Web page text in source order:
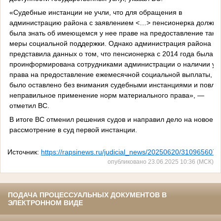
«Судебные инстанции не учли, что для обращения в
администрацию района с заявлением <…> пенсионерка должна
была знать об имеющемся у нее праве на предоставление
меры социальной поддержки. Однако администрация района не
представила данных о том, что пенсионерка с 2014 года была
проинформирована сотрудниками администрации о наличии у
права на предоставление ежемесячной социальной выплаты,
было оставлено без внимания судебными инстанциями и
неправильное применение норм материального права», —
отметил ВС.
В итоге ВС отменил решения судов и направил дело на новое
рассмотрение в суд первой инстанции.
Источник: https://rapsinews.ru/judicial_news/20250620/
опубликовано 23.06.2025 10:36 (МСК)
ПОДАЧА ПРОЦЕССУАЛЬНЫХ ДОКУМЕНТОВ В
ЭЛЕКТРОННОМ ВИДЕ